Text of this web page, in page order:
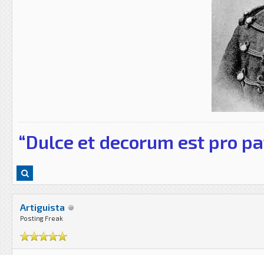
“Dulce et decorum est pro
Artiguista
Posting Freak